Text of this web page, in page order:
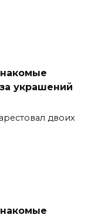
украшений
двоих